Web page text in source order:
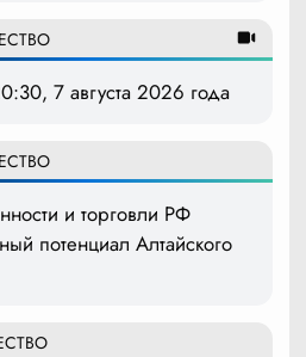
7 августа 2026 года
и торговли РФ
потенциал Алтайского